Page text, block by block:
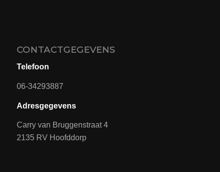
CONTACTGEGEVENS
Telefoon
06-34293887
Adresgegevens
Carry van Bruggenstraat 4
2135 RV Hoofddorp